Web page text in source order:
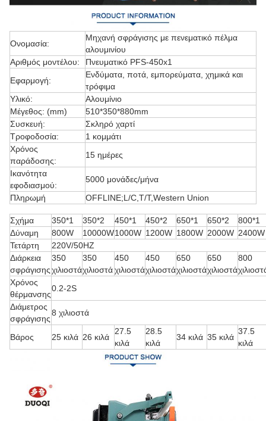
Ονομασία:
Μηχανή σφράγισης με πενεματικό πέλμα
αλουμινίου
Αριθμός μοντέλου:
Πνευματικό PFS-450x1
Εφαρμογή:
Ενδύματα, ποτά, εμπορεύματα, χημικά και
τρόφιμα
Υλικό:
Αλουμίνιο
Μέγεθος: (mm)
510*350*880mm
Συσκευή:
Σκληρό χαρτί
Τροφοδοσία:
1 κομμάτι
Χρόνος
παράδοσης:
15 ημέρες
Ικανότητα
εφοδιασμού:
5000 μονάδες/μήνα
Πληρωμή
OFFLINE;L/C,T/T,Western Union
Σχήμα 350*1 350*2 450*1 450*2 650*1 650*2
800*1
Δύναμη
800W 10000W1000W 1200W 1800W 2000W 2400W
Τετάρτη
220V/50HZ
Διάρκεια
σφράγισης
350
χιλιοστά
350
χιλιοστά
450
χιλιοστά
450
χιλιοστά
650
χιλιοστά
650
χιλιοστά
800
Χρόνος
θέρμανσης
0.2-2S
Διάμετρος
σφράγισης
8 χιλιοστά
Βάρος 25 κιλά 26 κιλά
27.5
κιλά
28.5
κιλά
34 κιλά 35 κιλά
37.5
κιλά